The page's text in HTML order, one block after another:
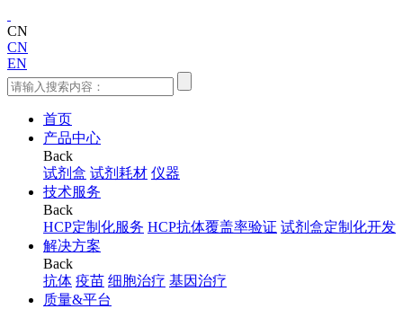
CN
CN
EN
首页
产品中心
Back
试剂盒 试剂耗材 仪器
技术服务
Back
HCP定制化服务 HCP抗体覆盖率验证 试剂盒定制化开发
解决方案
Back
抗体 疫苗 细胞治疗 基因治疗
质量&平台